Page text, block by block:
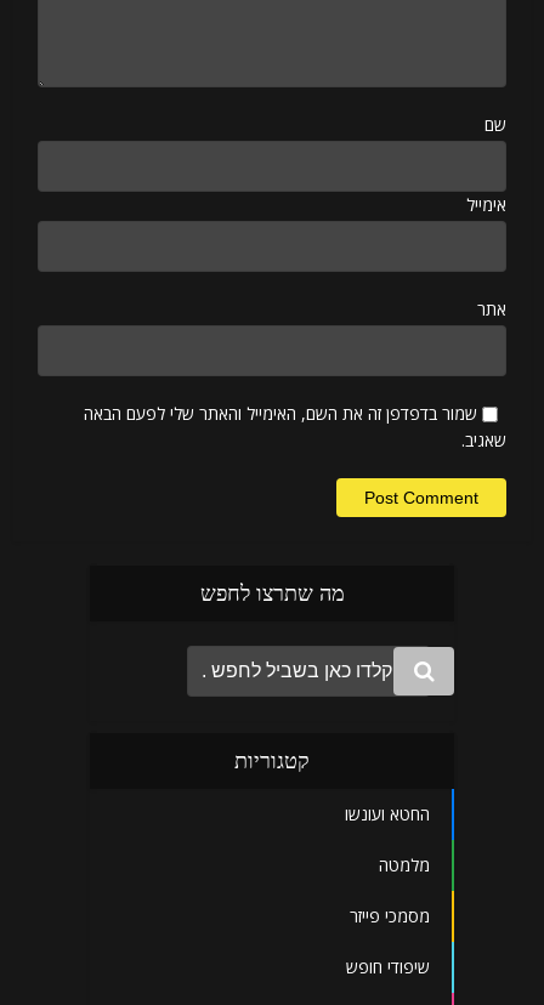
שם
אימייל
אתר
שמור בדפדפן זה את השם, האימייל והאתר שלי לפעם הבאה
שאגיב.
מה שתרצו לחפש
קטגוריות
החטא ועונשו
מלמטה
מסמכי פייזר
שיפודי חופש